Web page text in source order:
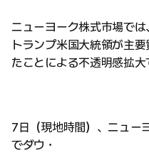
ニューヨーク株式市場では
トランプ米国大統領が主
たことによる不透明感拡大
7日（現地時間）、ニュー
でダウ・